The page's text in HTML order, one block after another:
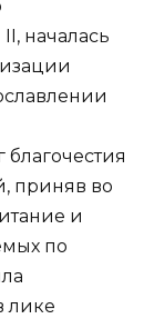
началась
приняв во
и
по
лике